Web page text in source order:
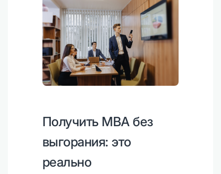
Получить MBA без
выгорания: это
реально